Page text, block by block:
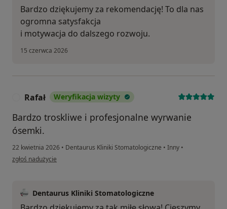
Bardzo dziękujemy za rekomendację! To dla nas
ogromna satysfakcja
i motywacja do dalszego rozwoju.
15 czerwca 2026
Rafał Weryfikacja wizyty
Bardzo troskliwe i profesjonalne wyrwanie
ósemki.
22 kwietnia 2026 • Dentaurus Kliniki Stomatologiczne • Inny •
w opinii użytkownika Rafał
zgłoś nadużycie
Dentaurus Kliniki Stomatologiczne